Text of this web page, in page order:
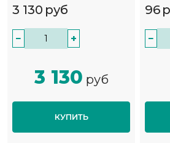
3 130 руб
− +
3 130 руб
КУПИТЬ
96
−